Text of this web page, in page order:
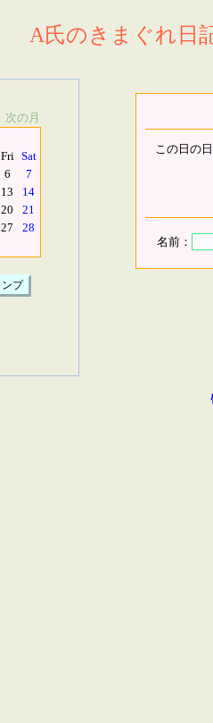
A氏のきまぐれ日
次の月
Fri Sat
6
7
13
14
20
21
27
28
この日の
名前：